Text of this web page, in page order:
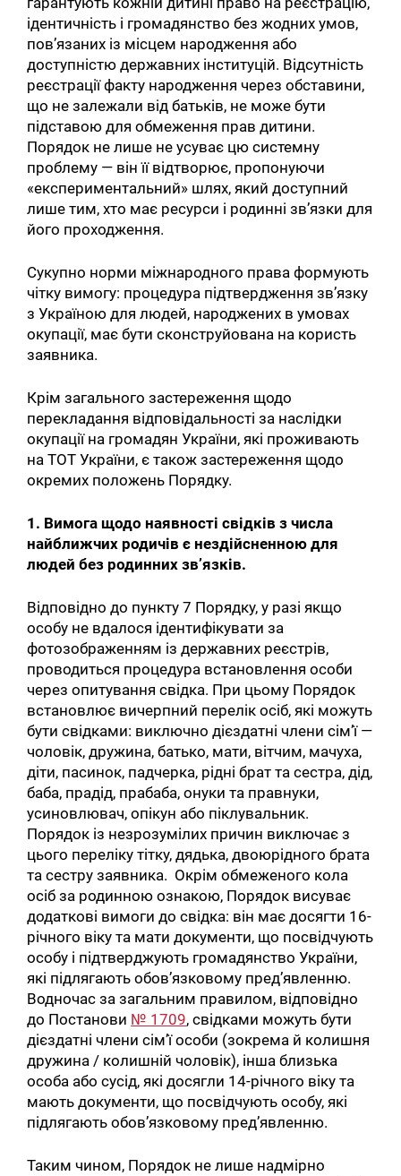
ідентичність і громадянство без жодних умов,
пов’язаних із місцем народження або
доступністю державних інституцій. Відсутність
реєстрації факту народження через обставини,
що не залежали від батьків, не може бути
підставою для обмеження прав дитини.
Порядок не лише не усуває цю системну
проблему — він її відтворює, пропонуючи
«експериментальний» шлях, який доступний
лише тим, хто має ресурси і родинні зв’язки для
його проходження.
Сукупно норми міжнародного права формують
чітку вимогу: процедура підтвердження зв’язку
з Україною для людей, народжених в умовах
окупації, має бути сконструйована на користь
заявника.
Крім загального застереження щодо
перекладання відповідальності за наслідки
окупації на громадян України, які проживають
на ТОТ України, є також застереження щодо
окремих положень Порядку.
1. Вимога щодо наявності свідків з числа
найближчих родичів є нездійсненною для
людей без родинних зв’язків.
Відповідно до пункту 7 Порядку, у разі якщо
особу не вдалося ідентифікувати за
фотозображенням із державних реєстрів,
проводиться процедура встановлення особи
через опитування свідка. При цьому Порядок
встановлює вичерпний перелік осіб, які можуть
бути свідками: виключно дієздатні члени сім’ї —
чоловік, дружина, батько, мати, вітчим, мачуха,
діти, пасинок, падчерка, рідні брат та сестра, дід,
баба, прадід, прабаба, онуки та правнуки,
усиновлювач, опікун або піклувальник.
Порядок із незрозумілих причин виключає з
цього переліку тітку, дядька, двоюрідного брата
та сестру заявника. Окрім обмеженого кола
осіб за родинною ознакою, Порядок висуває
додаткові вимоги до свідка: він має досягти 16-
річного віку та мати документи, що посвідчують
особу і підтверджують громадянство України,
які підлягають обов’язковому пред’явленню.
Водночас за загальним правилом, відповідно
до Постанови № 1709, свідками можуть бути
дієздатні члени сім’ї особи (зокрема й колишня
дружина / колишній чоловік), інша близька
особа або сусід, які досягли 14-річного віку та
мають документи, що посвідчують особу, які
підлягають обов’язковому пред’явленню.
Таким чином, Порядок не лише надмірно